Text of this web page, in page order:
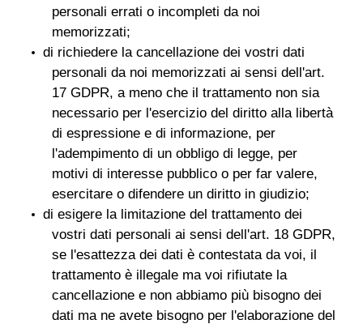
personali errati o incompleti da noi
memorizzati;
di richiedere la cancellazione dei vostri dati
personali da noi memorizzati ai sensi dell'art.
17 GDPR, a meno che il trattamento non sia
necessario per l'esercizio del diritto alla libertà
di espressione e di informazione, per
l'adempimento di un obbligo di legge, per
motivi di interesse pubblico o per far valere,
esercitare o difendere un diritto in giudizio;
di esigere la limitazione del trattamento dei
vostri dati personali ai sensi dell'art. 18 GDPR,
se l'esattezza dei dati è contestata da voi, il
trattamento è illegale ma voi rifiutate la
cancellazione e non abbiamo più bisogno dei
dati ma ne avete bisogno per l'elaborazione del